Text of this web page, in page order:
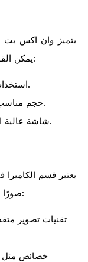
يتميز وان اكس بت
يمكن القول إن التصميم الحديث له عدة مميزات، مثل:
استخدام مواد عالية الجودة تضمن ديمومة الهاتف.
حجم مناسب يسهل حمل الجهاز واستخدامه بيد واحدة.
شاشة عالية الدقة تمنح المستخدم تجربة مشاهدة رائعة.
يعتبر قسم
صورًا ذات تفاصيل ودقة عالية. تشمل مزايا الكاميرا:
تقنيات تصوير
خصائص مثل